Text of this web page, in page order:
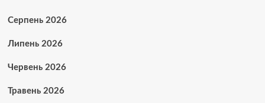
Серпень 2026
Липень 2026
Червень 2026
Травень 2026